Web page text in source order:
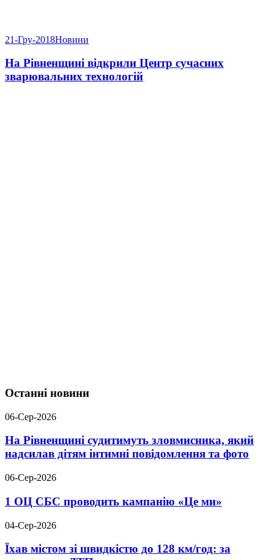
21-Гру-2018Новини
На Рівненщині відкрили Центр сучасних
зварювальних технологій
Останні новини
06-Сер-2026
На Рівненщині судитимуть зловмисника, який
надсилав дітям інтимні повідомлення та фото
06-Сер-2026
1 ОЦ СБС проводить кампанію «Це ми»
04-Сер-2026
Їхав містом зі швидкістю до 128 км/год: за